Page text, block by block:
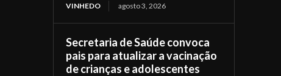
VINHEDO agosto 3, 2026
Secretaria de Saúde convoca
pais para atualizar a vacinação
de crianças e adolescentes